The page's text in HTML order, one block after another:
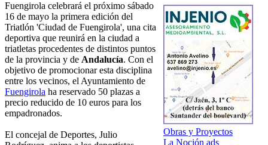
Obras y Proyectos
La Noción ads
Fuengirola celebrará el próximo sábado
16 de mayo la primera edición del
Triatlón 'Ciudad de Fuengirola', una cita
deportiva que reunirá en la ciudad a
triatletas procedentes de distintos puntos
de la provincia y de Andalucía. Con el
objetivo de promocionar esta disciplina
entre los vecinos, el Ayuntamiento de
Fuengirola ha reservado 50 plazas a
precio reducido de 10 euros para los
empadronados.
El concejal de Deportes, Julio